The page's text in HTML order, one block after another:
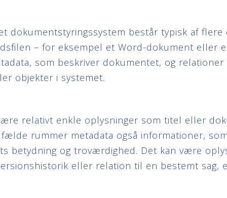
dokumentstyringssystem består typisk af flere
– for eksempel et Word-dokument eller
som beskriver dokumentet, og
objekter i systemet.
relativt enkle oplysninger som titel eller
rummer metadata også informationer,
betydning og troværdighed. Det kan være
eller relation til en bestemt sag,